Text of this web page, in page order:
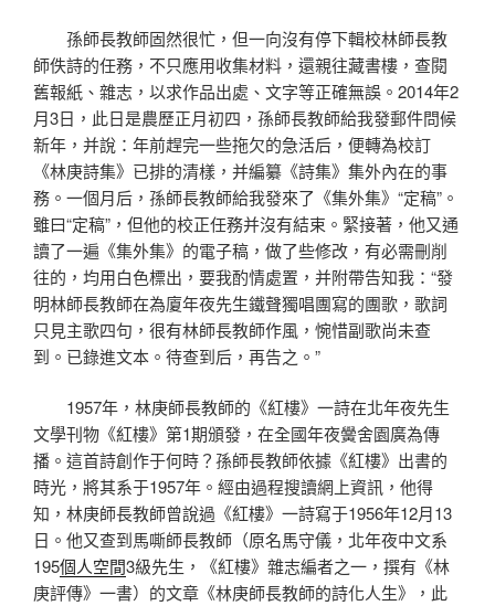
孫師長教師固然很忙，但一向沒有停下輯校林師長教
師佚詩的任務，不只應用收集材料，還親往藏書樓，查閱
舊報紙、雜志，以求作品出處、文字等正確無誤。2014年2
月3日，此日是農歷正月初四，孫師長教師給我發郵件問候
新年，并說：年前趕完一些拖欠的急活后，便轉為校訂
《林庚詩集》已排的清樣，并編纂《詩集》集外內在的事
務。一個月后，孫師長教師給我發來了《集外集》“定稿”。
雖曰“定稿”，但他的校正任務并沒有結束。緊接著，他又通
讀了一遍《集外集》的電子稿，做了些修改，有必需刪削
往的，均用白色標出，要我酌情處置，并附帶告知我：“發
明林師長教師在為廈年夜先生鐵聲獨唱團寫的團歌，歌詞
只見主歌四句，很有林師長教師作風，惋惜副歌尚未查
到。已錄進文本。待查到后，再告之。”
1957年，林庚師長教師的《紅樓》一詩在北年夜先生
文學刊物《紅樓》第1期頒發，在全國年夜黌舍園廣為傳
播。這首詩創作于何時？孫師長教師依據《紅樓》出書的
時光，將其系于1957年。經由過程搜讀網上資訊，他得
知，林庚師長教師曾說過《紅樓》一詩寫于1956年12月13
日。他又查到馬嘶師長教師（原名馬守儀，北年夜中文系
195個人空間3級先生，《紅樓》雜志編者之一，撰有《林
庚評傳》一書）的文章《林庚師長教師的詩化人生》，此